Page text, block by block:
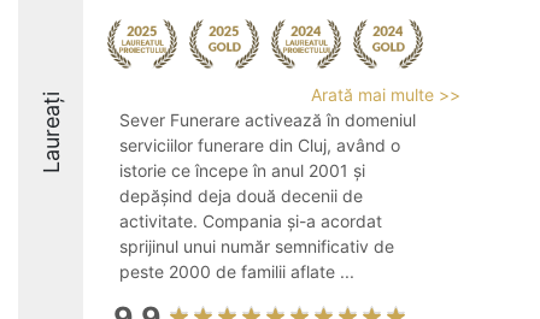
Laureați
Arată mai multe >>
Sever Funerare activează în domeniul
serviciilor funerare din Cluj, având o
istorie ce începe în anul 2001 și
depășind deja două decenii de
activitate. Compania și-a acordat
sprijinul unui număr semnificativ de
peste 2000 de familii aflate ...